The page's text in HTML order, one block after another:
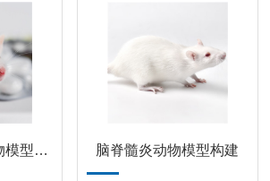
呼吸合胞病毒动物模型构建 脑脊髓炎动物模型构建